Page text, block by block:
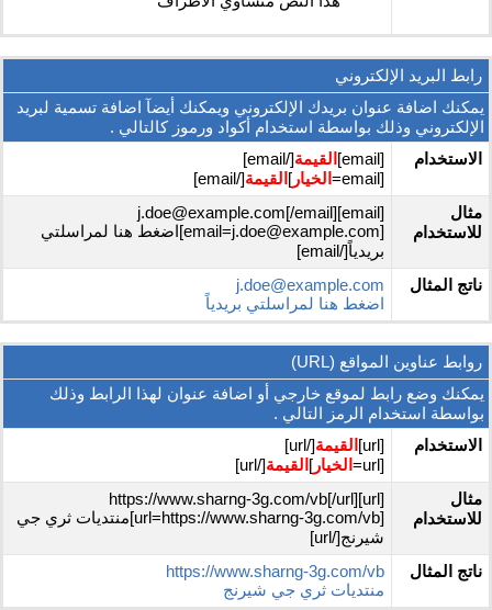
رابط البريد الإلكتروني
يمكنك اضافة عنوان بريدك الإلكتروني ويمكنك أيضآ اضافة تسمية لبريد
الإلكتروني وذلك بواسطة استخدام أكواد ورموز كالتالي .
الاستخدام
[email] القيمة[/email]
[email=
الخيار ] القيمة[/email]
مثال
للاستخدام
[email]j.doe@example.com[/email]
[email=j.doe@example.com]اضغط هنا لمراسلتي
بريدياً[/email]
ناتج المثال
j.doe@example.com
اضغط هنا لمراسلتي بريدياً
روابط عناوين المواقع (URL)
يمكنك وضع رابط لموقع خارجي أو اضافة عنوان لهذا الرابط وذلك
بواسطة استخدام الرمز التالي .
الاستخدام
[url] القيمة[/url]
[url=
الخيار ] القيمة[/url]
مثال
للاستخدام
[url]https://www.sharng-3g.com/vb[/url]
[url=https://www.sharng-3g.com/vb]منتديات ثري جي
شيرنج[/url]
ناتج المثال
https://www.sharng-3g.com/vb
منتديات ثري جي شيرنج